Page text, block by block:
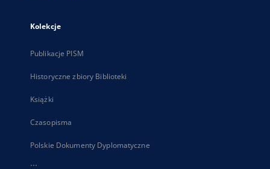
Kolekcje
Publikacje PISM
Historyczne zbiory Biblioteki
Książki
Czasopisma
Polskie Dokumenty Dyplomatyczne
...